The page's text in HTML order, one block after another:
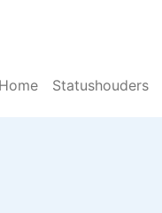
Home Statushouders